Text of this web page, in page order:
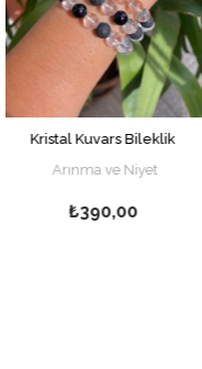
Bileklik
ve Niyet
★